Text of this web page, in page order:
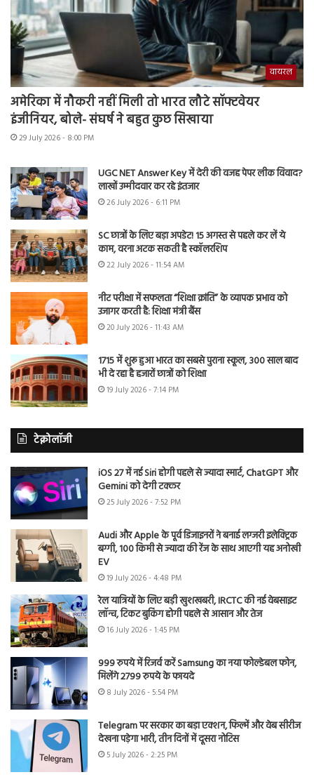
वायरल
अमेरिका में नौकरी नहीं मिली तो भारत लौटे सॉफ्टवेयर
इंजीनियर, बोले- संघर्ष ने बहुत कुछ सिखाया
29 July 2026 - 8:00 PM
UGC NET Answer Key में देरी की वजह पेपर लीक विवाद?
लाखों उम्मीदवार कर रहे इंतजार
26 July 2026 - 6:11 PM
SC छात्रों के लिए बड़ा अपडेट! 15 अगस्त से पहले कर लें ये
काम, वरना अटक सकती है स्कॉलरशिप
22 July 2026 - 11:54 AM
नीट परीक्षा में सफलता “शिक्षा क्रांति” के व्यापक प्रभाव को
उजागर करती है: शिक्षा मंत्री बैंस
20 July 2026 - 11:43 AM
1715 में शुरू हुआ भारत का सबसे पुराना स्कूल, 300 साल बाद
भी दे रहा है हजारों छात्रों को शिक्षा
19 July 2026 - 7:14 PM
टेक्नोलॉजी
iOS 27 में नई Siri होगी पहले से ज्यादा स्मार्ट, ChatGPT और
Gemini को देगी टक्कर
25 July 2026 - 7:52 PM
Audi और Apple के पूर्व डिजाइनरों ने बनाई लग्जरी इलेक्ट्रिक
बग्गी, 100 किमी से ज्यादा की रेंज के साथ आएगी यह अनोखी
EV
19 July 2026 - 4:48 PM
रेल यात्रियों के लिए बड़ी खुशखबरी, IRCTC की नई वेबसाइट
लॉन्च, टिकट बुकिंग होगी पहले से आसान और तेज
16 July 2026 - 1:45 PM
999 रुपये में रिजर्व करें Samsung का नया फोल्डेबल फोन,
मिलेंगे 2799 रुपये के फायदे
8 July 2026 - 5:54 PM
Telegram पर सरकार का बड़ा एक्शन, फिल्में और वेब सीरीज
देखना पड़ेगा भारी, तीन दिनों में दूसरा नोटिस
5 July 2026 - 2:25 PM